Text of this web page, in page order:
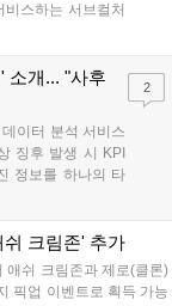
스하는 서브컬처
하고 신규 캐릭터
소개... "사후
이터 분석 서비스
징후 발생 시 KPI
정보를 하나의 타
는 관제 허브입니
데이터 기반의 효
2
크림존' 추가
애쉬 크림존과 제로(클론)
픽업 이벤트로 획득 가능